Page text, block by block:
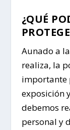
¿QUÉ
Aunado a
realiza, la
importante
exposición
debemos
personal y